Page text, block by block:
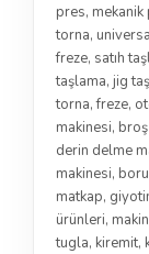
pres, mekanik
torna,
freze, satıh
taşlama, jig
torna,freze,
makinesi,
derin delme
makinesi,
matkap,
ürünleri,
tugla, kiremit,